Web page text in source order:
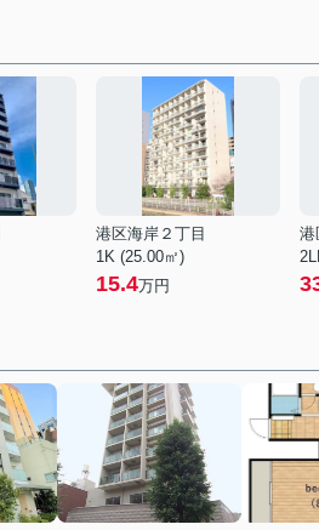
港区海岸２丁目
1K (25.00㎡)
15.4万円
港